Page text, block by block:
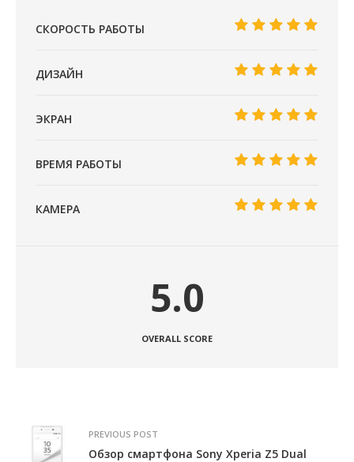
СКОРОСТЬ РАБОТЫ
ДИЗАЙН
ЭКРАН
ВРЕМЯ РАБОТЫ
КАМЕРА
5.0
OVERALL SCORE
PREVIOUS POST
Обзор смартфона Sony Xperia Z5 Dual